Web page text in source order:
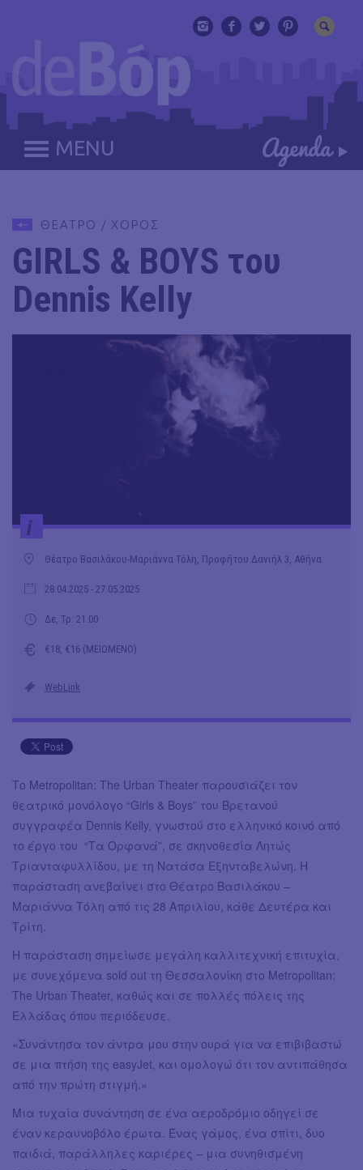
MENU
ΘΕΑΤΡΟ / ΧΟΡΟΣ
GIRLS & BOYS του
Dennis Kelly
i
Θέατρο Βασιλάκου-Μαριάννα Τόλη, Προφήτου Δανιήλ 3, Αθήνα
28.04.2025 - 27.05.2025
Δε, Τρ: 21.00
€18, €16 (ΜΕΙΩΜΕΝΟ)
WebLink
Το Metropolitan: The Urban Theater παρουσιάζει τον
θεατρικό μονόλογο “Girls & Boys” του Βρετανού
συγγραφέα Dennis Kelly, γνωστού στο ελληνικό κοινό από
το έργο του “Τα Ορφανά”, σε σκηνοθεσία Λητώς
Τριανταφυλλίδου, με τη Νατάσα Εξηνταβελώνη. Η
παράσταση ανεβαίνει στο Θέατρο Βασιλάκου –
Μαριάννα Τόλη από τις 28 Απριλίου, κάθε Δευτέρα και
Τρίτη.
Η παράσταση σημείωσε μεγάλη καλλιτεχνική επιτυχία,
με συνεχόμενα sold out τη Θεσσαλονίκη στο Metropolitan:
The Urban Theater, καθώς και σε πολλές πόλεις της
Ελλάδας όπου περιόδευσε.
«Συνάντησα τον άντρα μου στην ουρά για να επιβιβαστώ
σε μια πτήση της easyJet, και ομολογώ ότι τον αντιπάθησα
από την πρώτη στιγμή.»
Μια τυχαία συνάντηση σε ένα αεροδρόμιο οδηγεί σε
έναν κεραυνοβόλο έρωτα. Ένας γάμος, ένα σπίτι, δυο
παιδιά, παράλληλες καριέρες – μια συνηθισμένη